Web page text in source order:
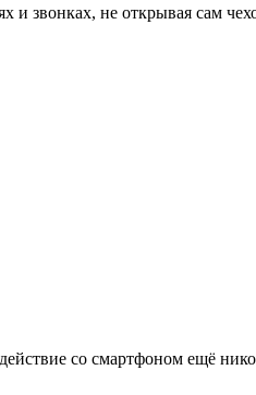
звонках, не открывая сам
со смартфоном ещё